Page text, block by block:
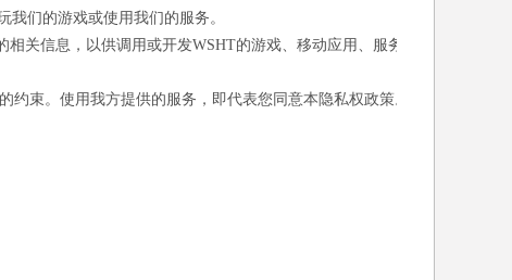
们的游戏或使用我们的服务。
关信息，以供调用或开发WSHT的游戏、移动应用、服务
束。使用我方提供的服务，即代表您同意本隐私权政策。